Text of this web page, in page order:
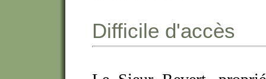
Difficile d'accès